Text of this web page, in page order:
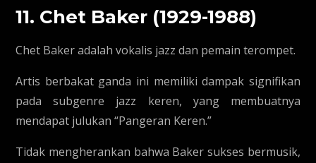
11. Chet Baker (1929-1988)
Chet Baker adalah vokalis jazz dan pemain terompet.
Artis berbakat ganda ini memiliki dampak signifikan
pada subgenre jazz keren, yang membuatnya
mendapat julukan “Pangeran Keren.”
Tidak mengherankan bahwa Baker sukses bermusik,